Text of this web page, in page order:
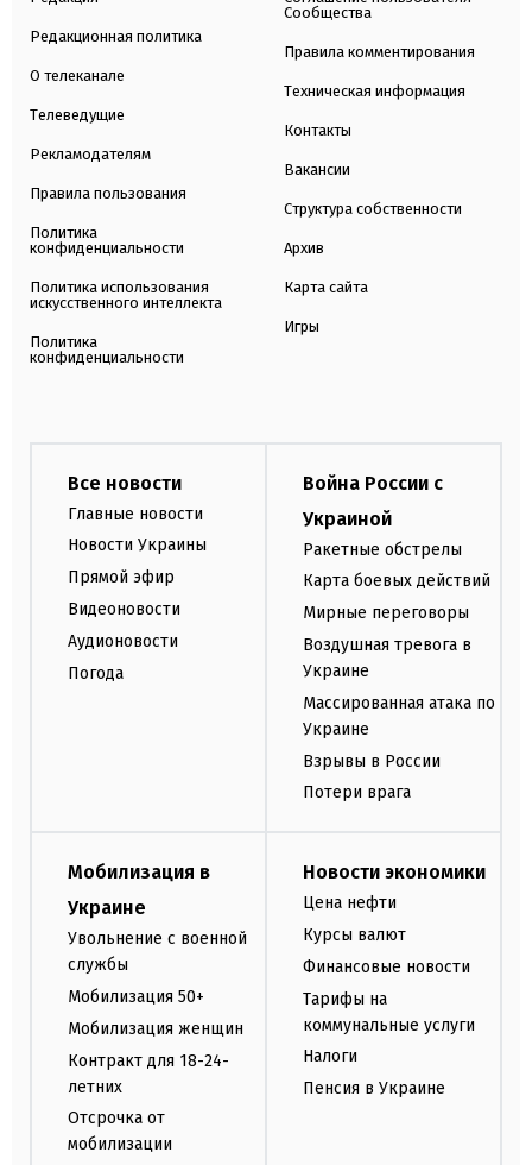
Редакционная политика
О телеканале
Телеведущие
Рекламодателям
Правила пользования
Политика
конфиденциальности
Политика использования
искусственного интеллекта
Политика
конфиденциальности
Сообщества
Правила комментирования
Техническая информация
Контакты
Вакансии
Структура собственности
Архив
Карта сайта
Игры
Все новости
Главные новости
Новости Украины
Прямой эфир
Видеоновости
Аудионовости
Погода
Война России с
Украиной
Ракетные обстрелы
Карта боевых действий
Мирные переговоры
Воздушная тревога в
Украине
Массированная атака по
Украине
Взрывы в России
Потери врага
Мобилизация в
Украине
Увольнение с военной
службы
Мобилизация 50+
Мобилизация женщин
Контракт для 18-24-
летних
Отсрочка от
мобилизации
Новости экономики
Цена нефти
Курсы валют
Финансовые новости
Тарифы на
коммунальные услуги
Налоги
Пенсия в Украине